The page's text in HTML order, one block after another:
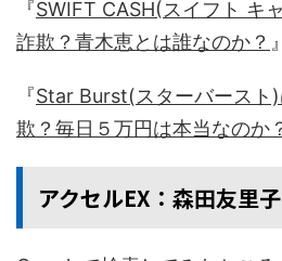
『SWIFT CASH(スイフト キ
詐欺？青木恵とは誰なのか？ 』
『Star Burst(スターバースト
欺？毎日５万円は本当なのか
アクセルEX：森田友里